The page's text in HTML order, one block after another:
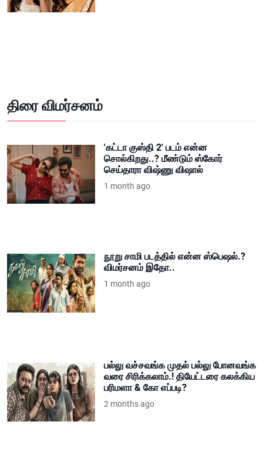
திரை விமர்சனம்
'கட்டா குஸ்தி 2' படம் என்ன
சொல்கிறது..? மீண்டும் ஸ்கோர்
செய்தாரா விஷ்ணு விஷால்
1 month ago
நூறு சாமி படத்தில் என்ன ஸ்பெஷல்.?
விமர்சனம் இதோ..
1 month ago
பல்லு வச்சவங்க முதல் பல்லு போனவங்க
வரை சிரிக்கலாம்.! தியேட்டரை கலக்கிய
பரிமளா & கோ எப்படி?
2 months ago